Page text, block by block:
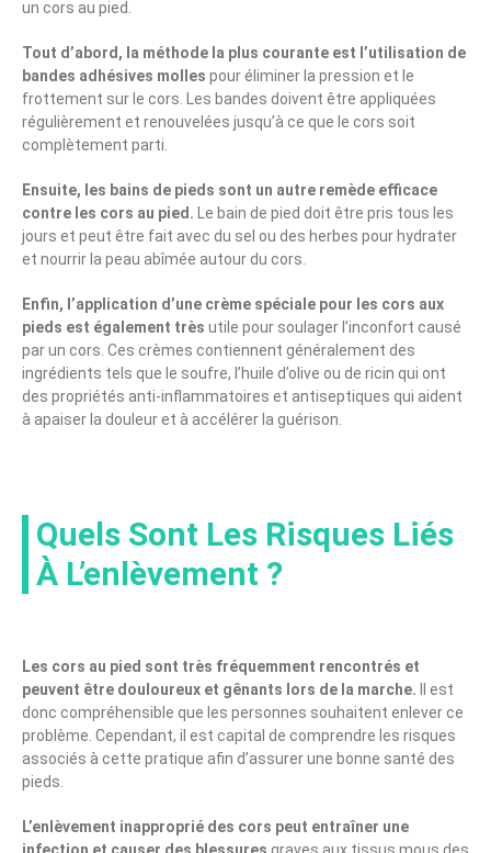
un cors au pied.
Tout d’abord, la méthode la plus courante est l’utilisation de
bandes adhésives molles pour éliminer la pression et le
frottement sur le cors. Les bandes doivent être appliquées
régulièrement et renouvelées jusqu’à ce que le cors soit
complètement parti.
Ensuite, les bains de pieds sont un autre remède efficace
contre les cors au pied. Le bain de pied doit être pris tous les
jours et peut être fait avec du sel ou des herbes pour hydrater
et nourrir la peau abîmée autour du cors.
Enfin, l’application d’une crème spéciale pour les cors aux
pieds est également très utile pour soulager l’inconfort causé
par un cors. Ces crèmes contiennent généralement des
ingrédients tels que le soufre, l’huile d’olive ou de ricin qui ont
des propriétés anti-inflammatoires et antiseptiques qui aident
à apaiser la douleur et à accélérer la guérison.
Quels Sont Les Risques Liés
À L’enlèvement ?
Les cors au pied sont très fréquemment rencontrés et
peuvent être douloureux et gênants lors de la marche. Il est
donc compréhensible que les personnes souhaitent enlever ce
problème. Cependant, il est capital de comprendre les risques
associés à cette pratique afin d’assurer une bonne santé des
pieds.
L’enlèvement inapproprié des cors peut entraîner une
infection et causer des blessures graves aux tissus mous des